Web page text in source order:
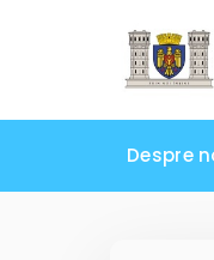
Despre